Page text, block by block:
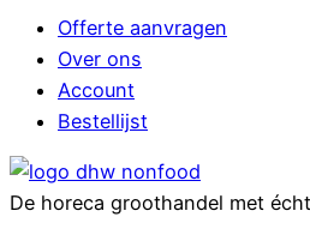
Offerte aanvragen
Over ons
Account
Bestellijst
De horeca groothandel met